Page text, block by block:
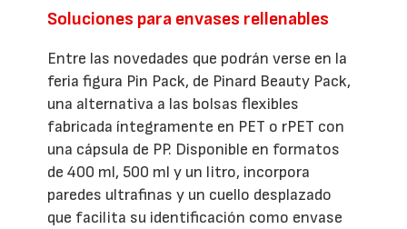
Soluciones para envases rellenables
Entre las novedades que podrán verse en la
feria figura Pin Pack, de Pinard Beauty Pack,
una alternativa a las bolsas flexibles
fabricada íntegramente en PET o rPET con
una cápsula de PP. Disponible en formatos
de 400 ml, 500 ml y un litro, incorpora
paredes ultrafinas y un cuello desplazado
que facilita su identificación como envase